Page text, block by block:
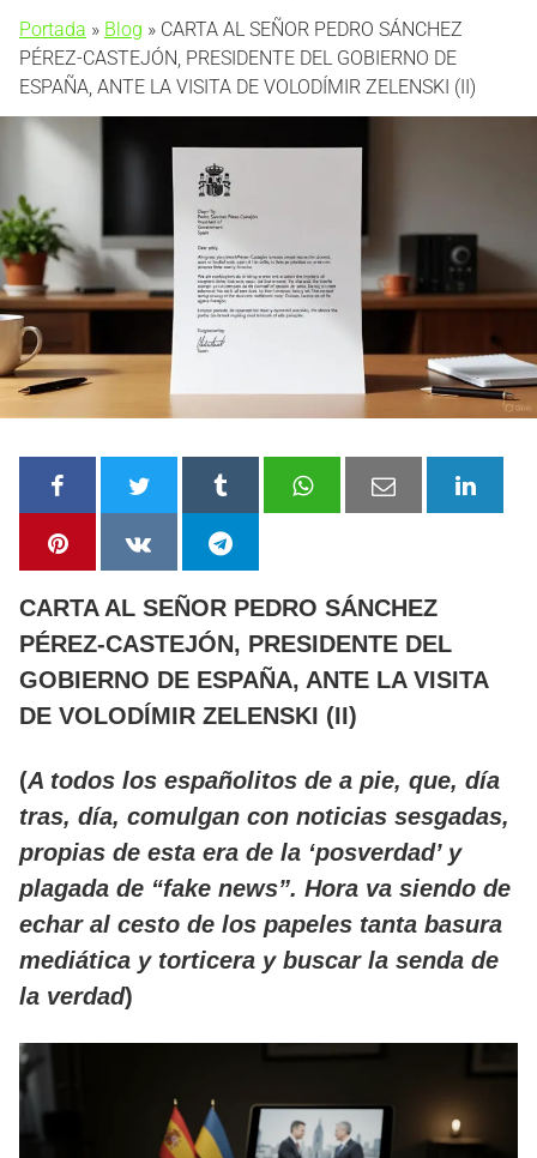
Portada » Blog » CARTA AL SEÑOR PEDRO SÁNCHEZ
PÉREZ-CASTEJÓN, PRESIDENTE DEL GOBIERNO DE
ESPAÑA, ANTE LA VISITA DE VOLODÍMIR ZELENSKI (II)
CARTA AL SEÑOR PEDRO SÁNCHEZ
PÉREZ-CASTEJÓN, PRESIDENTE DEL
GOBIERNO DE ESPAÑA, ANTE LA VISITA
DE VOLODÍMIR ZELENSKI (II)
(A todos los españolitos de a pie, que, día
tras, día, comulgan con noticias sesgadas,
propias de esta era de la ‘posverdad’ y
plagada de “fake news”. Hora va siendo de
echar al cesto de los papeles tanta basura
mediática y torticera y buscar la senda de
la verdad)